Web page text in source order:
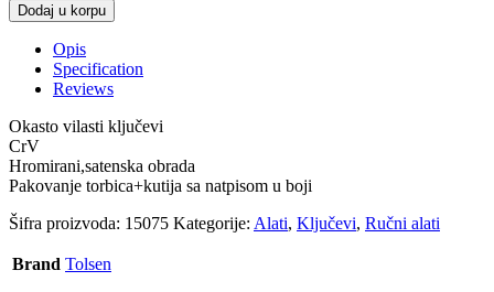
Dodaj u korpu
Opis
Specification
Reviews
Okasto vilasti ključevi
CrV
Hromirani,satenska obrada
Pakovanje torbica+kutija sa natpisom u boji
Šifra proizvoda: 15075 Kategorije: Alati, Ključevi, Ručni alati
Brand Tolsen